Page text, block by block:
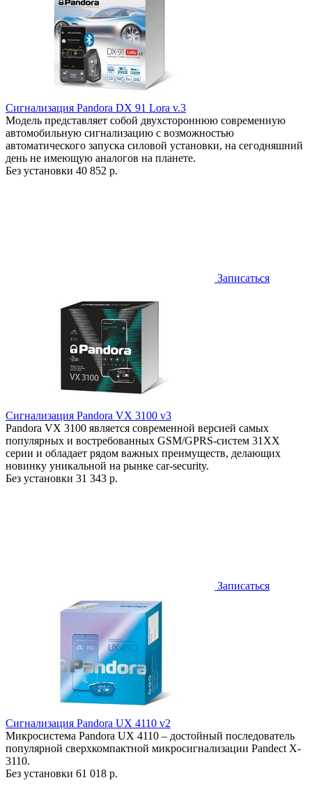
Сигнализация Pandora DX 91 Lora v.3
Модель представляет собой двухстороннюю современную
автомобильную сигнализацию с возможностью
автоматического запуска силовой установки, на сегодняшний
день не имеющую аналогов на планете.
Без установки 40 852 р.
Записаться
Сигнализация Pandora VX 3100 v3
Pandora VX 3100 является современной версией самых
популярных и востребованных GSM/GPRS-систем 31ХХ
серии и обладает рядом важных преимуществ, делающих
новинку уникальной на рынке car-security.
Без установки 31 343 р.
Записаться
Сигнализация Pandora UX 4110 v2
Микросистема Pandora UX 4110 – достойный последователь
популярной сверхкомпактной микросигнализации Pandect X-
3110.
Без установки 61 018 р.